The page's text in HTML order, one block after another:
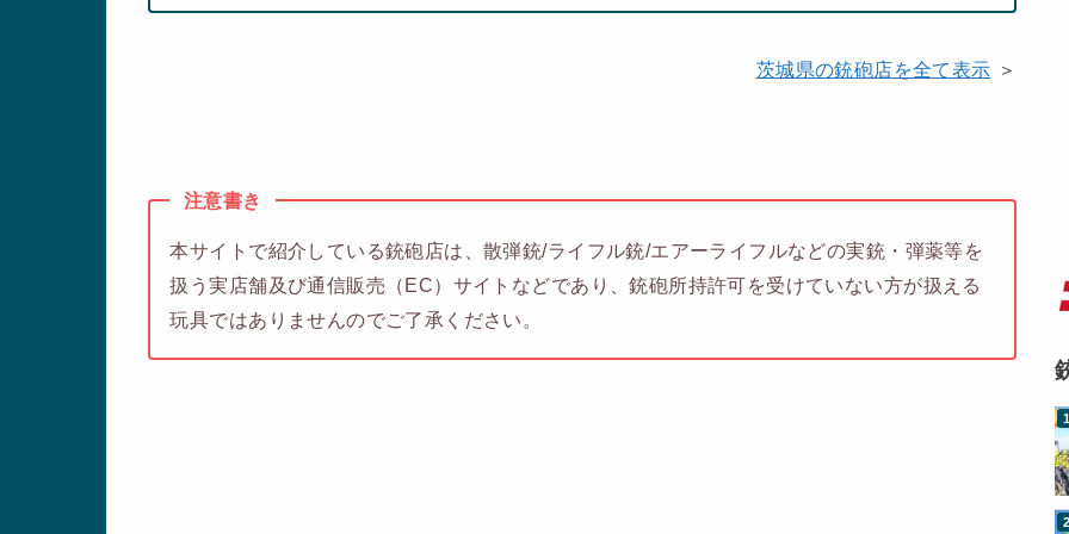
茨城県の銃砲店を全て表示 ＞
注意書き
本サイトで紹介している銃砲店は、散弾銃/ライフル銃/エアーライフルなどの実銃・弾薬等を
扱う実店舗及び通信販売（EC）サイトなどであり、銃砲所持許可を受けていない方が扱える
玩具ではありませんのでご了承ください。